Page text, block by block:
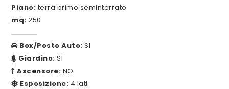
Piano: terra primo seminterrato
mq: 250
Box/Posto Auto: SI
Giardino: SI
Ascensore: NO
Esposizione: 4 lati